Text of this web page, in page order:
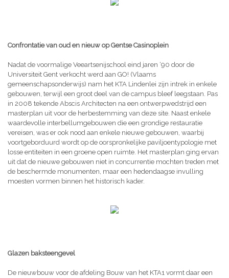
Confrontatie van oud en nieuw op Gentse Casinoplein
Nadat de voormalige Veeartsenijschool eind jaren ‘90 door de
Universiteit Gent verkocht werd aan GO! (Vlaams
gemeenschapsonderwijs) nam het KTA Lindenlei zijn intrek in enkele
gebouwen, terwijl een groot deel van de campus bleef leegstaan. Pas
in 2008 tekende Abscis Architecten na een ontwerpwedstrijd een
masterplan uit voor de herbestemming van deze site. Naast enkele
waardevolle interbellumgebouwen die een grondige restauratie
vereisen, was er ook nood aan enkele nieuwe gebouwen, waarbij
voortgeborduurd wordt op de oorspronkelijke paviljoentypologie met
losse entiteiten in een groene open ruimte. Het masterplan ging ervan
uit dat de nieuwe gebouwen niet in concurrentie mochten treden met
de beschermde monumenten, maar een hedendaagse invulling
moesten vormen binnen het historisch kader.
Glazen baksteengevel
De nieuwbouw voor de afdeling Bouw van het KTA1 vormt daar een